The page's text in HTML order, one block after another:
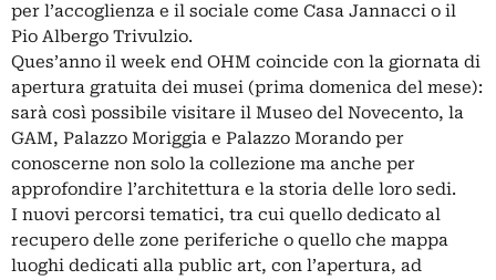
per l’accoglienza e il sociale come Casa Jannacci o il
Pio Albergo Trivulzio.
Ques’anno il week end OHM coincide con la giornata di
apertura gratuita dei musei (prima domenica del mese):
sarà così possibile visitare il Museo del Novecento, la
GAM, Palazzo Moriggia e Palazzo Morando per
conoscerne non solo la collezione ma anche per
approfondire l’architettura e la storia delle loro sedi.
I nuovi percorsi tematici, tra cui quello dedicato al
recupero delle zone periferiche o quello che mappa
luoghi dedicati alla public art, con l’apertura, ad